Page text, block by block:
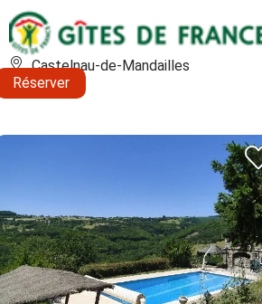
Castelnau-de-Mandailles
Réserver